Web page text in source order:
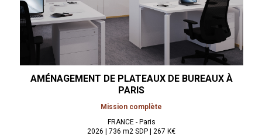
AMÉNAGEMENT DE PLATEAUX DE BUREAUX À
PARIS
Mission complète
FRANCE - Paris
2026 | 736 m2 SDP | 267 K€